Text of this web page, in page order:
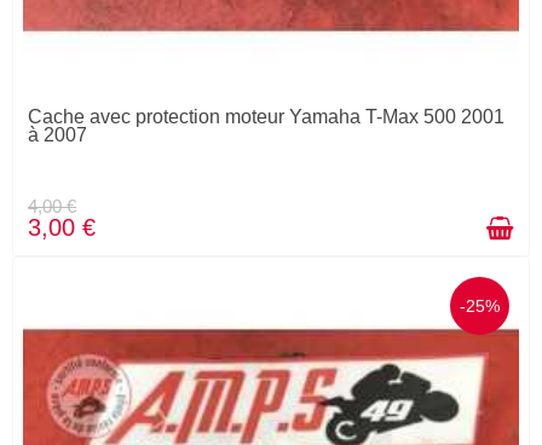
Cache avec protection moteur Yamaha T-Max 500 2001
à 2007
4,00 €
3,00 €
-25%